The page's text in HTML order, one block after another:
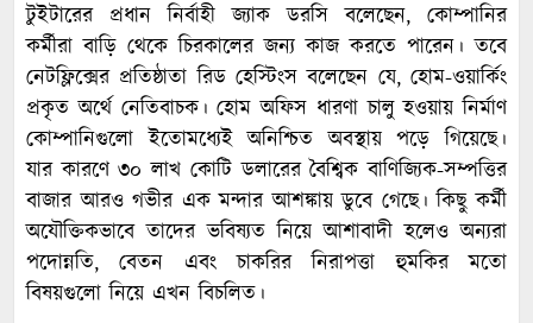
টুইটারের প্রধান নির্বাহী জ্যাক ডরসি বলেছেন, কোম্পানির
কর্মীরা বাড়ি থেকে চিরকালের জন্য কাজ করতে পারেন। তবে
নেটফ্লিক্সের প্রতিষ্ঠাতা রিড হেস্টিংস বলেছেন যে, হোম-ওয়ার্কিং
প্রকৃত অর্থে নেতিবাচক। হোম অফিস ধারণা চালু হওয়ায় নির্মাণ
কোম্পানিগুলো ইতোমধ্যেই অনিশ্চিত অবস্থায় পড়ে গিয়েছে।
যার কারণে ৩০ লাখ কোটি ডলারের বৈশ্বিক বাণিজ্যিক-সম্পত্তির
বাজার আরও গভীর এক মন্দার আশঙ্কায় ডুবে গেছে। কিছু কর্মী
অযৌক্তিকভাবে তাদের ভবিষ্যত নিয়ে আশাবাদী হলেও অন্যরা
পদোন্নতি, বেতন এবং চাকরির নিরাপত্তা হুমকির মতো
বিষয়গুলো নিয়ে এখন বিচলিত।